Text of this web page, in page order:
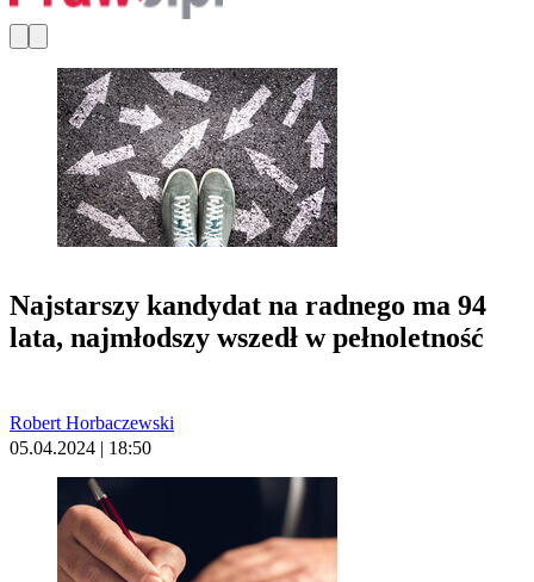
Najstarszy kandydat na radnego ma 94
lata, najmłodszy wszedł w pełnoletność
Robert Horbaczewski
05.04.2024 | 18:50